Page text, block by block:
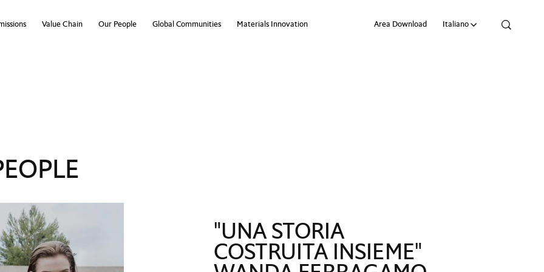
Value Chain Our People Global Communities Materials Innovation Area Download Language:
Italiano
"UNA STORIA
COSTRUITA INSIEME"